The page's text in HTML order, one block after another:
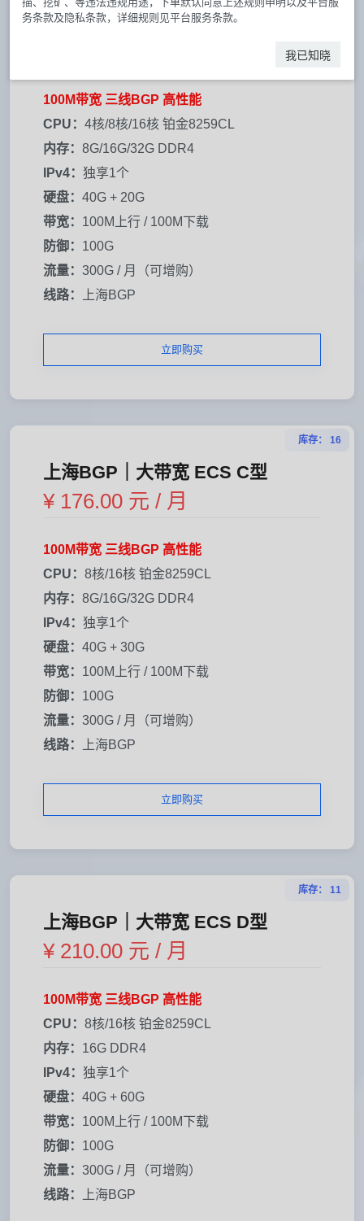
上海BGP｜大带宽 ECS B型
100M带宽 三线BGP 高性能
CPU： 4核/8核/16核 铂金8259CL
内存： 8G/16G/32G DDR4
IPv4： 独享1个
硬盘： 40G + 20G
带宽： 100M上行 / 100M下载
防御： 100G
流量： 300G / 月（可增购）
线路：
上海BGP
立即购买
库存： 16
上海BGP｜大带宽 ECS C型
¥ 176.00 元 / 月
100M带宽 三线BGP 高性能
CPU： 8核/16核 铂金8259CL
内存： 8G/16G/32G DDR4
IPv4： 独享1个
硬盘： 40G + 30G
带宽： 100M上行 / 100M下载
防御： 100G
流量： 300G / 月（可增购）
线路：
上海BGP
立即购买
库存： 11
上海BGP｜大带宽 ECS D型
¥ 210.00 元 / 月
100M带宽 三线BGP 高性能
CPU： 8核/16核 铂金8259CL
内存： 16G DDR4
IPv4： 独享1个
硬盘： 40G + 60G
带宽： 100M上行 / 100M下载
防御： 100G
流量： 300G / 月（可增购）
线路：
上海BGP
务条款及隐私条款，详细规则见平台服务条款。
我已知晓